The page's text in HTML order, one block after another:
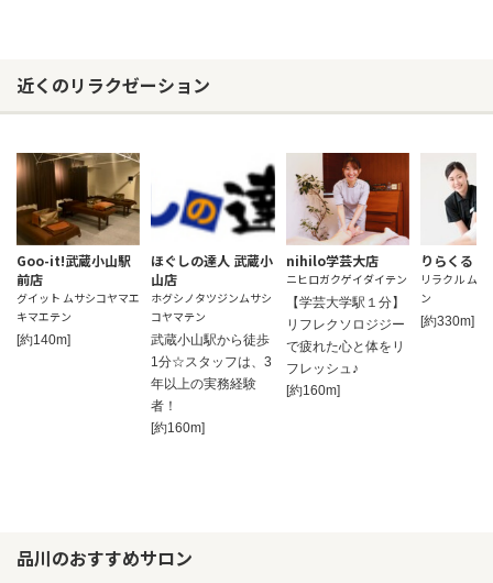
近くのリラクゼーション
Goo-it!武蔵小山駅
前店
グイット ムサシコヤマエ
キマエテン
[約140m]
ほぐしの達人 武蔵小
山店
ホグシノタツジンムサシ
コヤマテン
武蔵小山駅から徒歩
1分☆スタッフは、3
年以上の実務経験
者！
[約160m]
nihilo学芸大店
ニヒロガクゲイダイテン
【学芸大学駅１分】
リフレクソロジジー
で疲れた心と体をリ
フレッシュ♪
[約160m]
りらくる
リラクル ム
ン
[約330m]
品川のおすすめサロン